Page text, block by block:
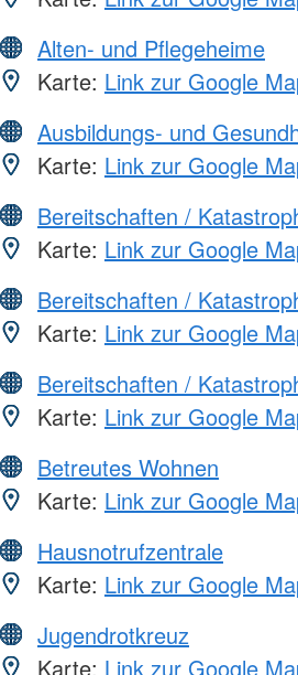
Alten- und Pflegeheime
Karte: Link zur Google
Ausbildungs- und
Karte: Link zur Google
Bereitschaften /
Karte: Link zur Google
Bereitschaften /
Karte: Link zur Google
Bereitschaften /
Karte: Link zur Google
Betreutes Wohnen
Karte: Link zur Google
Hausnotrufzentrale
Karte: Link zur Google
Jugendrotkreuz
Karte: Link zur Google